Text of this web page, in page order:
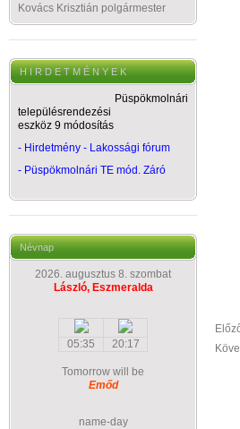
Kovács Krisztián polgármester
H I R D E T M É N Y E K
Püspökmolnári
településrendezési
eszköz 9 módosítás
- Hirdetmény - Lakossági fórum
- Püspökmolnári TE mód. Záró
Névnap
2026. augusztus 8. szombat
László, Eszmeralda
05:35 20:17
Tomorrow will be
Emőd
name-day